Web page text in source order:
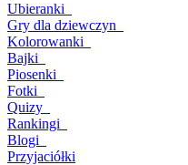
Ubieranki
Gry dla dziewczyn
Kolorowanki
Bajki
Piosenki
Fotki
Quizy
Rankingi
Blogi
Przyjaciółki